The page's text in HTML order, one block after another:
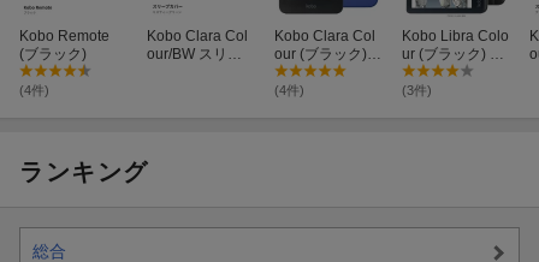
Kobo Remote
(ブラック)
(4件)
Kobo Clara Col
our/BW スリー
Kobo Clara Col
our (ブラック)
ベーシックスリ
ープカバー（コ
(4件)
Kobo Libra Colo
ur (ブラック) ノ
ートブックスリ
ープカバー（ブ
(3件)
ランキング
総合